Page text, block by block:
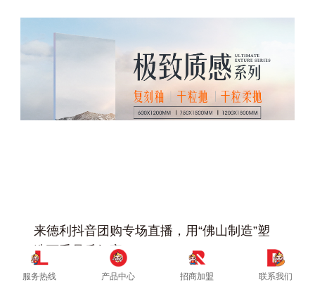
来德利抖音团购专场直播，用“佛山制造”塑
造万千品质好家！
2024-06-13
服务热线 产品中心 招商加盟 联系我们